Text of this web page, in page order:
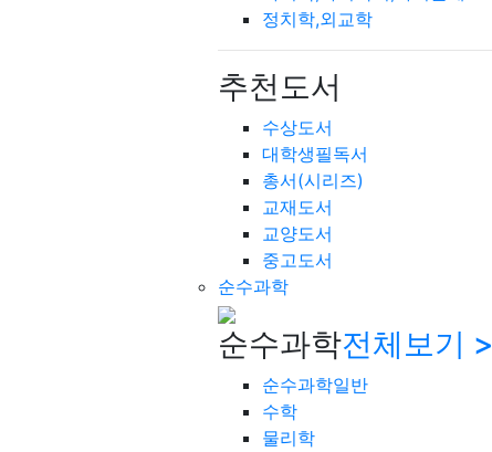
정치학,외교학
추천도서
수상도서
대학생필독서
총서(시리즈)
교재도서
교양도서
중고도서
순수과학
순수과학전체보기 >
순수과학일반
수학
물리학